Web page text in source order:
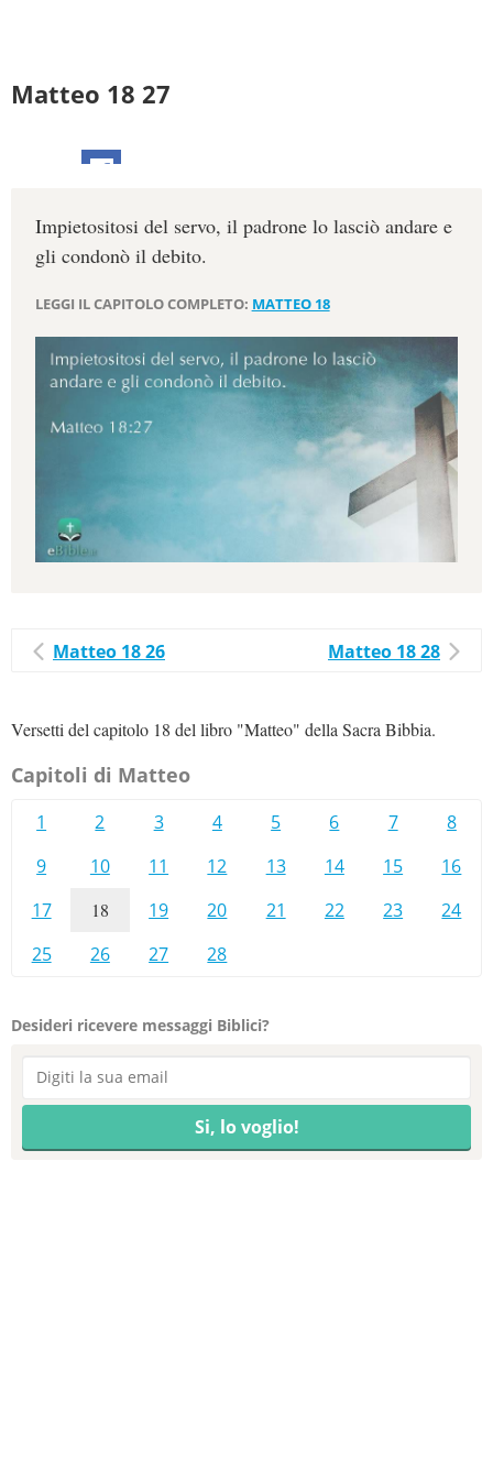
Matteo 18 27
Impietositosi del servo, il padrone lo lasciò andare e
gli condonò il debito.
LEGGI IL CAPITOLO COMPLETO: MATTEO 18
Matteo 18 26 Matteo 18 28
Versetti del capitolo 18 del libro "Matteo" della Sacra Bibbia.
Capitoli di Matteo
1 2 3 4 5 6 7
8
9
10 11 12 13 14 15
16
17
18 19 20 21 22 23
24
25
26 27 28
Desideri ricevere messaggi Biblici?